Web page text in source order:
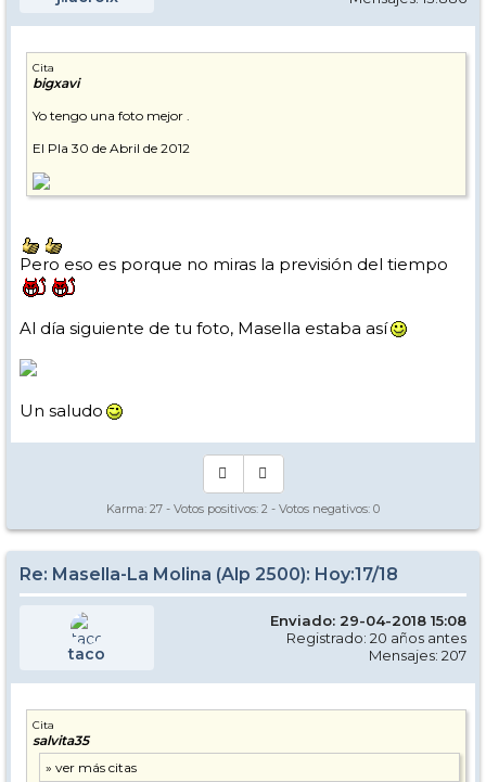
Cita
bigxavi
Yo tengo una foto mejor .
El Pla 30 de Abril de 2012
Pero eso es porque no miras la previsión del tiempo
Al día siguiente de tu foto, Masella estaba así
Un saludo
Karma: 27 - Votos positivos: 2 - Votos negativos: 0
Re: Masella-La Molina (Alp 2500): Hoy:17/18
taco
Enviado: 29-04-2018 15:08
Registrado: 20 años antes
Mensajes: 207
Cita
salvita35